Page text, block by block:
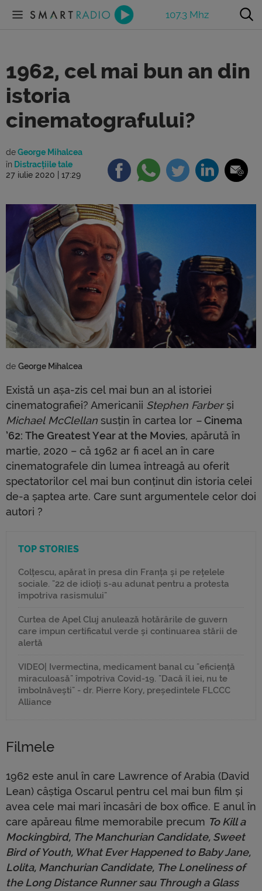
107.3 Mhz
1962, cel mai bun an din
istoria
cinematografului?
deGeorge Mihalcea
în Distracțiile tale
27 iulie 2020 | 17:29
de George Mihalcea
Există un așa-zis cel mai bun an al istoriei
cinematografiei? Americanii Stephen Farberși
Michael McClellan susțin în cartea lor – Cinema
’62: The Greatest Year at the Movies, apărută în
martie, 2020 – că 1962 ar fi acel an în care
cinematografele din lumea întreagă au oferit
spectatorilor cel mai bun conținut din istoria celei
de-a șaptea arte. Care sunt argumentele celor doi
autori ?
TOP STORIES
Colțescu, apărat în presa din Franța și pe rețelele
sociale. "22 de idioți s-au adunat pentru a protesta
împotriva rasismului"
Curtea de Apel Cluj anulează hotărârile de guvern
care impun certificatul verde și continuarea stării de
alertă
VIDEO| Ivermectina, medicament banal cu "eficiență
miraculoasă" împotriva Covid-19. "Dacă îl iei, nu te
îmbolnăvești" - dr. Pierre Kory, președintele FLCCC
Alliance
Filmele
1962 este anul în care Lawrence of Arabia (David
Lean) câștiga Oscarul pentru cel mai bun film și
avea cele mai mari încasări de box office. E anul în
care apăreau filme memorabile precum To Kill a
Mockingbird, The Manchurian Candidate, Sweet
Bird of Youth, What Ever Happened to Baby Jane,
Lolita, Manchurian Candidate, The Loneliness of
the Long Distance Runner sau Through a Glass